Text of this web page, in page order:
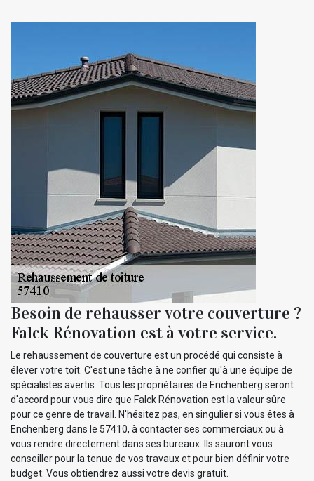
Besoin de rehausser votre couverture ?
Falck Rénovation est à votre service.
Le rehaussement de couverture est un procédé qui consiste à
élever votre toit. C'est une tâche à ne confier qu'à une équipe de
spécialistes avertis. Tous les propriétaires de Enchenberg seront
d'accord pour vous dire que Falck Rénovation est la valeur sûre
pour ce genre de travail. N'hésitez pas, en singulier si vous êtes à
Enchenberg dans le 57410, à contacter ses commerciaux ou à
vous rendre directement dans ses bureaux. Ils sauront vous
conseiller pour la tenue de vos travaux et pour bien définir votre
budget. Vous obtiendrez aussi votre devis gratuit.